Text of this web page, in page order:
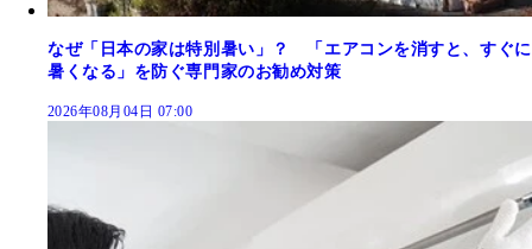
なぜ「日本の家は特別暑い」？ 「エアコンを消すと、すぐに
暑くなる」を防ぐ専門家のお勧め対策
2026年08月04日 07:00